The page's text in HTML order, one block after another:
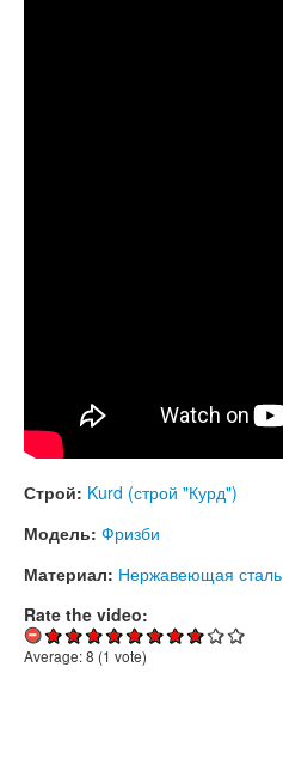
Строй: Kurd (строй "Курд")
Модель: Фризби
Материал: Нержавеющая сталь
Rate the video:
Average:8 (1 vote)